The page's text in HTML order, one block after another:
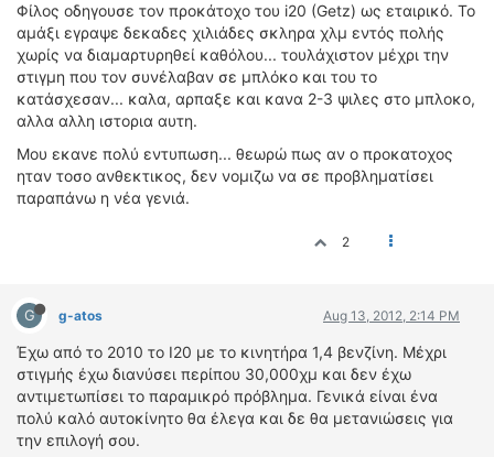
Φίλος οδηγουσε τον προκάτοχο του i20 (Getz) ως εταιρικό. Το
αμάξι εγραψε δεκαδες χιλιάδες σκληρα χλμ εντός πολής
χωρίς να διαμαρτυρηθεί καθόλου... τουλάχιστον μέχρι την
στιγμη που τον συνέλαβαν σε μπλόκο και του το
κατάσχεσαν... καλα, αρπαξε και κανα 2-3 ψιλες στο μπλοκο,
αλλα αλλη ιστορια αυτη.
Μου εκανε πολύ εντυπωση... θεωρώ πως αν ο προκατοχος
ηταν τοσο ανθεκτικος, δεν νομιζω να σε προβληματίσει
παραπάνω η νέα γενιά.
2
G g-atos Aug 13, 2012, 2:14 PM
Έχω από το 2010 το I20 με το κινητήρα 1,4 βενζίνη. Μέχρι
στιγμής έχω διανύσει περίπου 30,000χμ και δεν έχω
αντιμετωπίσει το παραμικρό πρόβλημα. Γενικά είναι ένα
πολύ καλό αυτοκίνητο θα έλεγα και δε θα μετανιώσεις για
την επιλογή σου.